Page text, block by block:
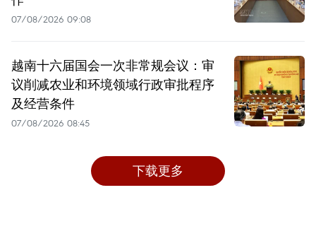
07/08/2026 09:08
越南十六届国会一次非常规会议：审
议削减农业和环境领域行政审批程序
及经营条件
07/08/2026 08:45
下载更多